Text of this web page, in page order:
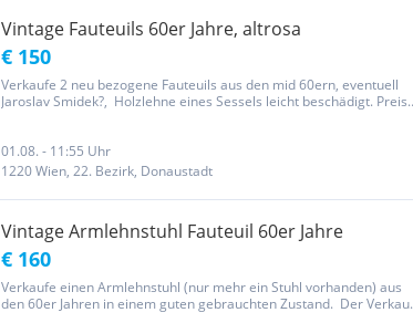
Vintage Fauteuils 60er Jahre, altrosa
€ 150
Verkaufe 2 neu bezogene Fauteuils aus den mid 60ern, eventuell
Jaroslav Smidek?, Holzlehne eines Sessels leicht beschädigt. Preis
01.08. - 11:55 Uhr
1220 Wien, 22. Bezirk, Donaustadt
Vintage Armlehnstuhl Fauteuil 60er Jahre
€ 160
Verkaufe einen Armlehnstuhl (nur mehr ein Stuhl vorhanden) aus
den 60er Jahren in einem guten gebrauchten Zustand. Der Verkauf